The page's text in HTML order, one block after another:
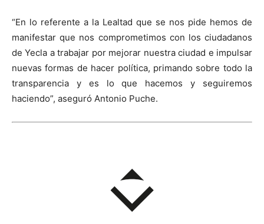
“En lo referente a la Lealtad que se nos pide hemos de
manifestar que nos comprometimos con los ciudadanos
de Yecla a trabajar por mejorar nuestra ciudad e impulsar
nuevas formas de hacer política, primando sobre todo la
transparencia y es lo que hacemos y seguiremos
haciendo”, aseguró Antonio Puche.